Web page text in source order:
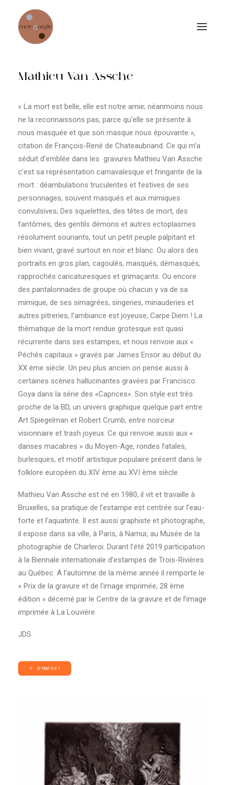
Accueil
Collection permanente
Expositions temporaires
Jardin de sculptures
Échoppe
Focus sur quelques artistes
Chambre d’hôtes
Qui & Quoi
Contact
Recherche
Mathieu Van Assche
« La mort est belle, elle est notre amie; néanmoins nous
ne la reconnaissons pas, parce qu’elle se présente à
nous masquée et que son masque nous épouvante »,
citation de François-René de Chateaubriand. Ce qui m’a
séduit d’emblée dans les gravures Mathieu Van Assche
c’est sa représentation carnavalesque et fringante de la
mort : déambulations truculentes et festives de ses
personnages, souvent masqués et aux mimiques
convulsives; Des squelettes, des têtes de mort, des
fantômes, des gentils démons et autres ectoplasmes
résolument souriants, tout un petit peuple palpitant et
bien vivant, gravé surtout en noir et blanc. Ou alors des
portraits en gros plan, cagoulés, masqués, démasqués,
rapprochés caricaturesques et grimaçants. Ou encore
des pantalonnades de groupe où chacun y va de sa
mimique, de ses simagrées, singeries, minauderies et
autres pitreries, l’ambiance est joyeuse, Carpe Diem ! La
thématique de la mort rendue grotesque est quasi
récurrente dans ses estampes, et nous renvoie aux «
Péchés capitaux » gravés par James Ensor au début du
XX ème siècle. Un peu plus ancien on pense aussi à
certaines scènes hallucinantes gravées par Francisco
Goya dans la série des «Caprices». Son style est très
proche de la BD, un univers graphique quelque part entre
Art Spiegelman et Robert Crumb, entre noirceur
visionnaire et trash joyeux. Ce qui renvoie aussi aux «
danses macabres » du Moyen-Age, rondes fatales,
burlesques, et motif artistique populaire présent dans le
folklore européen du XIV ème au XVI ème siècle.
Mathieu Van Assche est né en 1980, il vit et travaille à
Bruxelles, sa pratique de l’estampe est centrée sur l’eau-
forte et l’aquatinte. Il est aussi graphiste et photographe,
il expose dans sa ville, à Paris, à Namur, au Musée de la
photographie de Charleroi. Durant l’été 2019 participation
à la Biennale internationale d’estampes de Trois-Rivières
au Québec. A l’automne de la même année il remporte le
« Prix de la gravure et de l’image imprimée, 28 ème
édition » décerné par le Centre de la gravure et de l’image
imprimée à La Louvière.
JDS
D'INFOS ?